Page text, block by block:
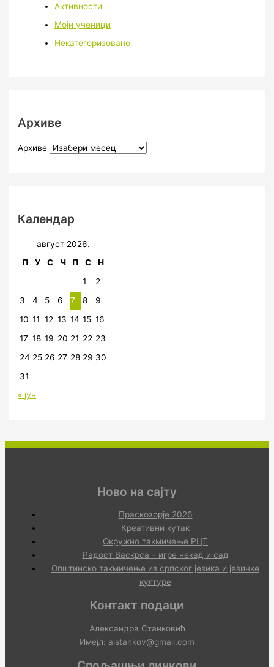
Активности
Моји ученици
Некатегоризовано
Архиве
Архиве
Календар
август 2026.
П
У С Ч П С
Н
1
2
3
4 5 6 7 8
9
10 11 12 13 14 15 16
17 18 19 20 21 22 23
24 25 26 27 28 29 30
31
« јун
Ново на сајту
Праскозорје 2026
Креативни кутак
Окружно такмичење РЦТ
Радост Васкрса – игре некад и сад
Општинско такмичење из српског језика и језичке
културе
Контакт подаци
Александра Станковић
Имејл: alstankov@gmail.com